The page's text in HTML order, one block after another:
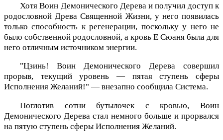
Хотя Воин Демонического Дерева и получил доступ к
родословной Древа Священной Жизни, у него появилась
только способность к регенерации, поскольку у него не
было собственной родословной, а кровь Е Сюаня была для
него отличным источником энергии.
"Цзинь! Воин Демонического Дерева совершил
прорыв, текущий уровень — пятая ступень сферы
Исполнения Желаний!" — внезапно сообщила Система.
Поглотив сотни бутылочек с кровью, Воин
Демонического Дерева стал немного больше и прорвался
на пятую ступень сферы Исполнения Желаний.